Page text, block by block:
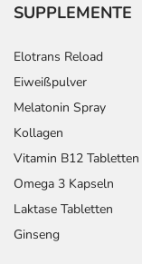
SUPPLEMENTE
Elotrans Reload
Eiweißpulver
Melatonin Spray
Kollagen
Vitamin B12 Tabletten
Omega 3 Kapseln
Laktase Tabletten
Ginseng